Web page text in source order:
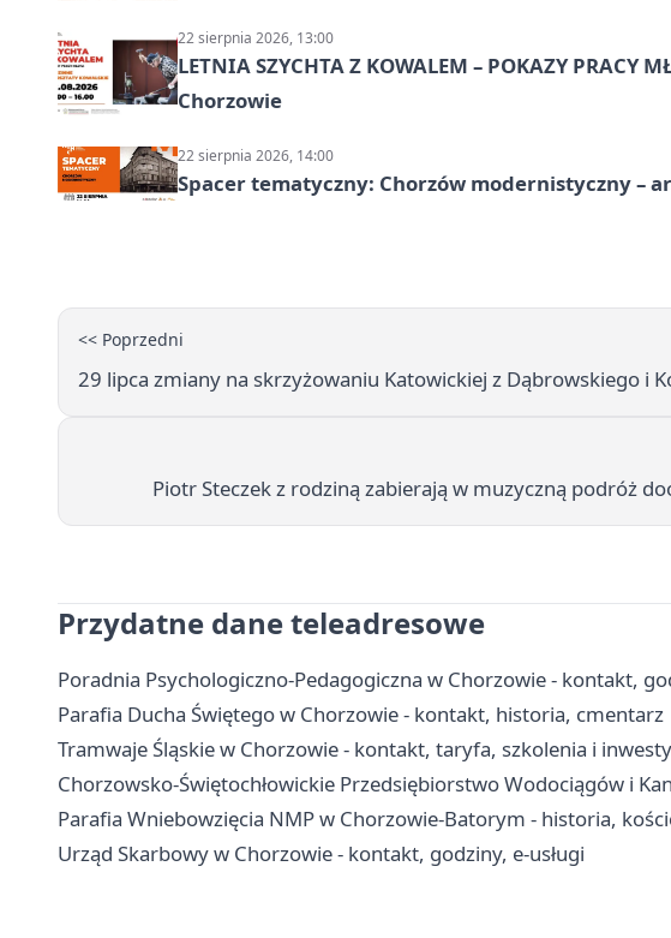
22 sierpnia 2026, 13:00
LETNIA SZYCHTA Z KOWALEM – POKAZY PRACY
Chorzowie
22 sierpnia 2026, 14:00
Spacer tematyczny: Chorzów modernistyczny –
<< Poprzedni
29 lipca zmiany na skrzyżowaniu Katowickiej z Dąbrowskiego i
Piotr Steczek z rodziną zabierają w muzyczną podróż
Przydatne dane teleadresowe
Poradnia Psychologiczno-Pedagogiczna w Chorzowie - kontakt,
Parafia Ducha Świętego w Chorzowie - kontakt, historia, cmentarz
Tramwaje Śląskie w Chorzowie - kontakt, taryfa, szkolenia i
Chorzowsko-Świętochłowickie Przedsiębiorstwo Wodociągów i
Parafia Wniebowzięcia NMP w Chorzowie-Batorym - historia,
Urząd Skarbowy w Chorzowie - kontakt, godziny, e-usługi